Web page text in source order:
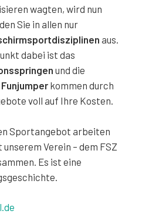
wagten, wird nun
Sie in allen nur
aus.
dabei ist das
und die
Funjumper kommen durch
voll auf Ihre Kosten.
Sportangebot arbeiten
Verein – dem FSZ
Es ist eine